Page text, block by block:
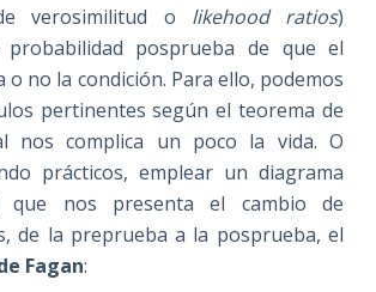
verosimilitud o likehood ratios)
posprueba de que el
o no la condición. Para ello, podemos
pertinentes según el teorema de
nos complica un poco la vida. O
prácticos, emplear un diagrama
que nos presenta el cambio de
de la preprueba a la posprueba, el
Fagan: